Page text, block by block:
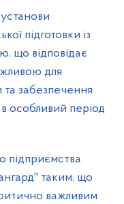
підготовки із
що відповідає
для
забезпечення
особливий період
підприємства
таким, що
важливим